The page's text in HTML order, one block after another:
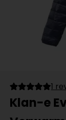
1
Klan-e